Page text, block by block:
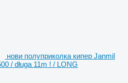
нови полуприколка кипер Janmil
/ długa 11m ! / LONG